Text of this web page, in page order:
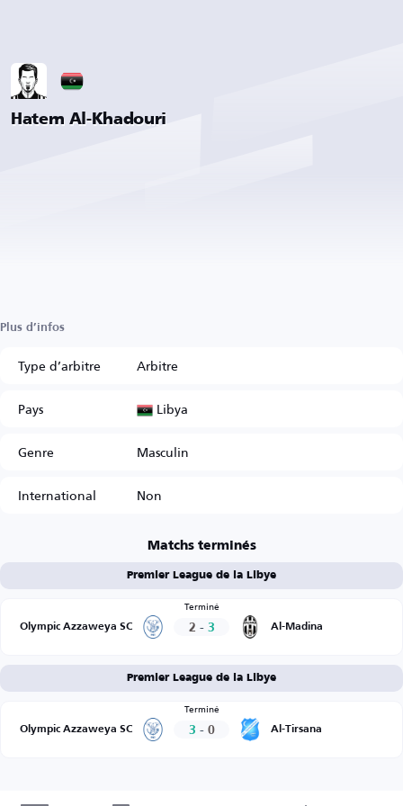
Hatem Al-Khadouri
Plus d’infos
Type d’arbitre
Arbitre
Pays
Libya
Genre
Masculin
International
Non
Matchs terminés
Premier League de la Libye
Olympic Azzaweya SC
Terminé
2 - 3 Al-Madina
Premier League de la Libye
Olympic Azzaweya SC
Terminé
3 - 0 Al-Tirsana